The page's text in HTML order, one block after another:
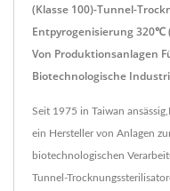
(Klasse 100)-Tunnel-
Entpyrogenisierung 320℃
Von Produktionsanlagen
Biotechnologische
Seit 1975 in Taiwan
ein Hersteller von Anlagen
biotechnologischen
Tunnel-